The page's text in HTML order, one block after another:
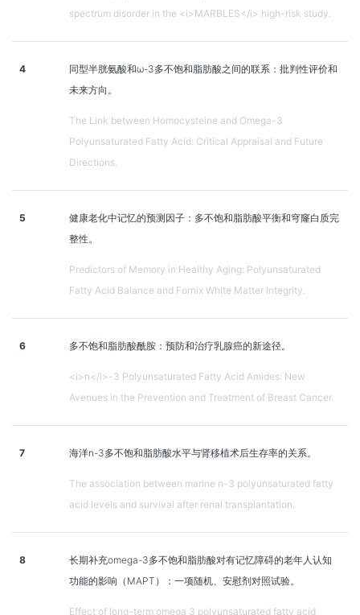
spectrum disorder in the <i>MARBLES</i> high-risk study.
4
同型半胱氨酸和ω-3多不饱和脂肪酸之间的联系：批判性评价和
未来方向。
The Link between Homocysteine and Omega-3
Polyunsaturated Fatty Acid: Critical Appraisal and Future
Directions.
5
健康老化中记忆的预测因子：多不饱和脂肪酸平衡和穹窿白质完
整性。
Predictors of Memory in Healthy Aging: Polyunsaturated
Fatty Acid Balance and Fornix White Matter Integrity.
6 多不饱和脂肪酸酰胺：预防和治疗乳腺癌的新途径。
<i>n</i>-3 Polyunsaturated Fatty Acid Amides: New
Avenues in the Prevention and Treatment of Breast Cancer.
7 海洋n-3多不饱和脂肪酸水平与肾移植术后生存率的关系。
The association between marine n-3 polyunsaturated fatty
acid levels and survival after renal transplantation.
8
长期补充omega-3多不饱和脂肪酸对有记忆障碍的老年人认知
功能的影响（MAPT）：一项随机、安慰剂对照试验。
Effect of long-term omega 3 polyunsaturated fatty acid